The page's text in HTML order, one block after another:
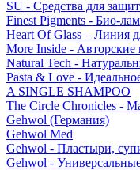
SU - Средства для
Finest Pigments - Био-
Heart Of Glass – Линия
More Inside - Авторские
Natural Tech -
Pasta & Love -
A SINGLE SHAMPOO
The Circle Chronicles -
Gehwol (Германия)
Gehwol Med
Gehwol - Пластыри,
Gehwol -